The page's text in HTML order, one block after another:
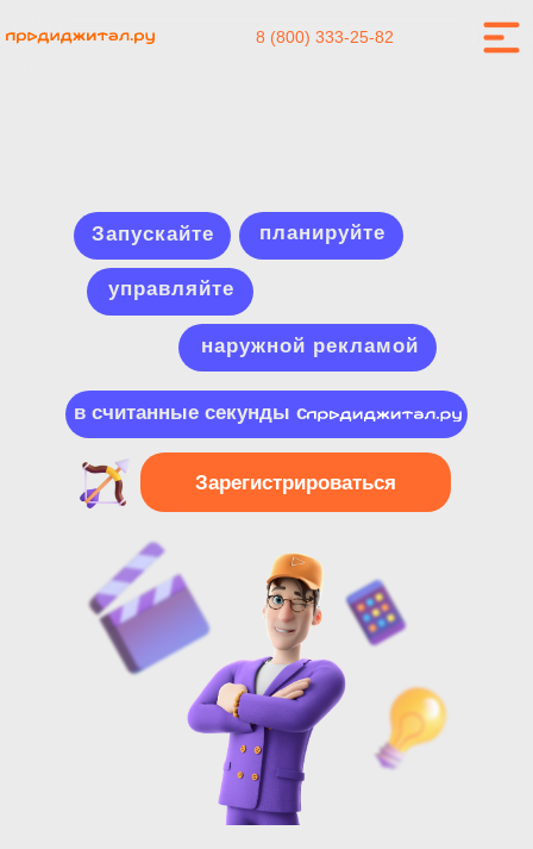
8 (800) 333-25-82
в считанные секунды с
Запускайте планируйте
управляйте
наружной рекламой
Зарегистрироваться